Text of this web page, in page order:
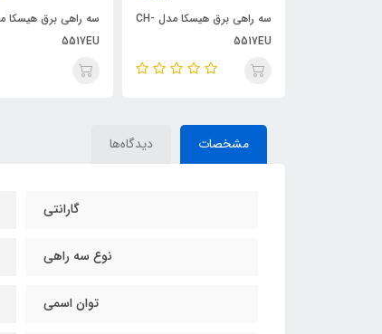
سه راهی برق هیسکا مدل CH-
5517EU
5517EU
مشخصات دیدگاه‌ها
گارانتی
نوع سه راهی
توان اسمی